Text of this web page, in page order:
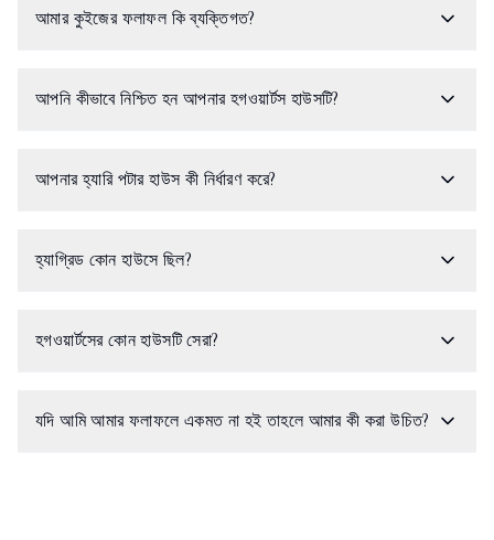
আমার কুইজের ফলাফল কি ব্যক্তিগত?
আপনি কীভাবে নিশ্চিত হন আপনার হগওয়ার্টস হাউসটি?
আপনার হ্যারি পটার হাউস কী নির্ধারণ করে?
হ্যাগ্রিড কোন হাউসে ছিল?
হগওয়ার্টসের কোন হাউসটি সেরা?
যদি আমি আমার ফলাফলে একমত না হই তাহলে আমার কী করা উচিত?